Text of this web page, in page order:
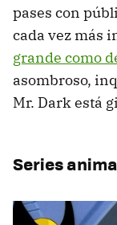
pases con
cada vez más
grande como
asombroso,
Mr. Dark está
Series